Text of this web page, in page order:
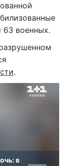
63 военных.
.
в